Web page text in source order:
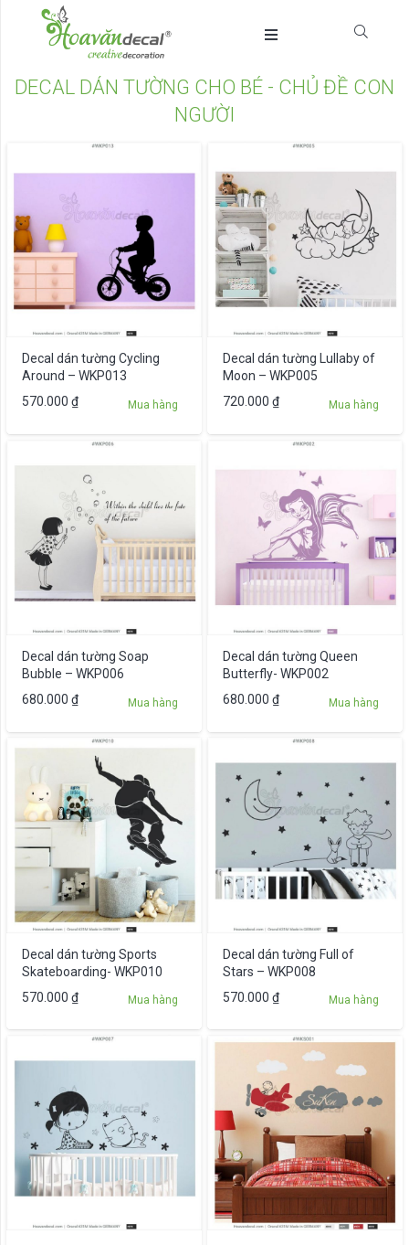
DECAL DÁN TƯỜNG CHO BÉ - CHỦ ĐỀ CON
NGƯỜI
Decal dán tường Cycling
Around – WKP013
570.000 ₫ Mua hàng
Decal dán tường Lullaby of
Moon – WKP005
720.000 ₫ Mua hàng
Decal dán tường Soap
Bubble – WKP006
680.000 ₫ Mua hàng
Decal dán tường Queen
Butterfly- WKP002
680.000 ₫ Mua hàng
Decal dán tường Sports
Skateboarding- WKP010
570.000 ₫ Mua hàng
Decal dán tường Full of
Stars – WKP008
570.000 ₫ Mua hàng